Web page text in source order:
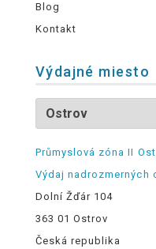
Blog
Kontakt
Výdajné miesto
Průmyslová zóna II
Výdaj nadrozmerných
Dolní Žďár 104
363 01 Ostrov
Česká republika